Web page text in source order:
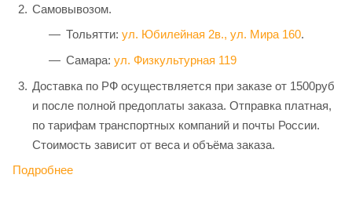
Самовывозом.
Тольятти: ул. Юбилейная 2в., ул. Мира 160.
Самара: ул. Физкультурная 119
Доставка по РФ осуществляется при заказе от 1500руб
и после полной предоплаты заказа. Отправка платная,
по тарифам транспортных компаний и почты России.
Стоимость зависит от веса и объёма заказа.
Подробнее